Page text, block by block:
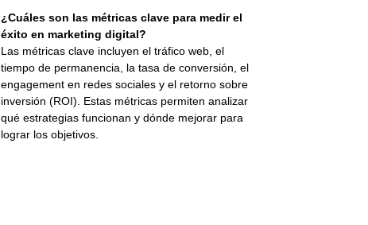
¿Cuáles son las métricas clave para medir el
éxito en marketing digital?
Las métricas clave incluyen el tráfico web, el
tiempo de permanencia, la tasa de conversión, el
engagement en redes sociales y el retorno sobre
inversión (ROI). Estas métricas permiten analizar
qué estrategias funcionan y dónde mejorar para
lograr los objetivos.